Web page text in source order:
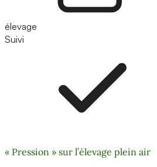
élevage
Suivi
« Pression » sur l’élevage plein air